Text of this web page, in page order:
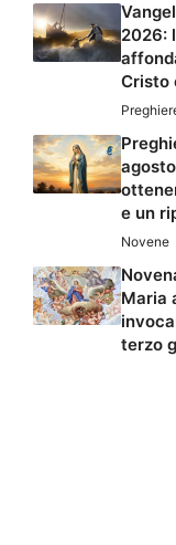
2026:
Cristo
e un
Novene
Maria
terzo